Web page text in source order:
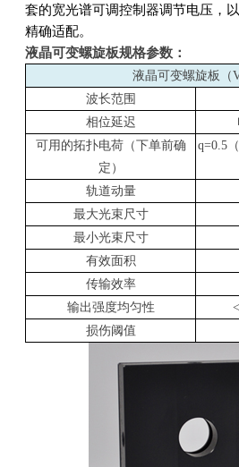
套的宽光谱可调控制器调节电压，
精确适配。
液晶可变螺旋板规格参数：
液晶可变螺旋板（
波长范围
相位延迟
可用的拓扑电荷（下单前确
定）
q=0.5
轨道动量
最大光束尺寸
最小光束尺寸
有效面积
传输效率
输出强度均匀性
损伤阈值